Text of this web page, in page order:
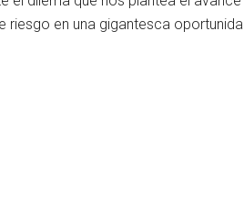
en una gigantesca